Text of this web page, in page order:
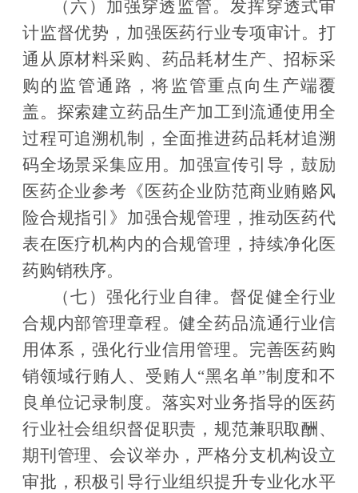
（ 六）加强穿透监管。发挥穿透式审
计监督优势，加强医药行业专项审计。打
通从原材料采购、药品耗材生产、招标采
购的监管通路，将监管重点向生产端覆
盖。探索建立药品生产加工到流通使用全
过程可追溯机制，全面推进药品耗材追溯
码全场景采集应用。加强宣传引导，鼓励
医药企业参考《医药企业防范商业贿赂风
险合规指引》加强合规管理，推动医药代
表在医疗机构内的合规管理，持续净化医
药购销秩序。
（七）强化行业自律。督促健全行业
合规内部管理章程。健全药品流通行业信
用体系，强化行业信用管理。完善医药购
销领域行贿人、受贿人“黑名单”制度和不
良单位记录制度。落实对业务指导的医药
行业社会组织督促职责，规范兼职取酬、
期刊管理、会议举办，严格分支机构设立
审批，积极引导行业组织提升专业化水平